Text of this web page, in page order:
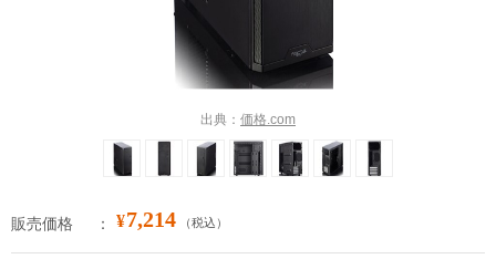
出典： 価格.com
販売価格 ¥7,214 （税込）